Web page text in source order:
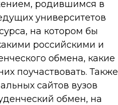
родившимся в
университетов
на котором бы
российскими и
обмена, какие
поучаствовать. Также
сайтов вузов
обмен, на